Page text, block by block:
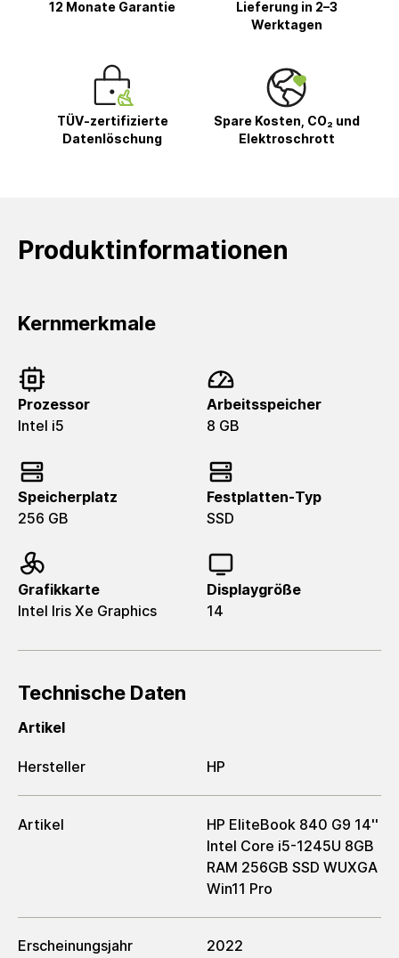
12 Monate Garantie
Lieferung in 2–3
Werktagen
TÜV-zertifizierte
Datenlöschung
Spare Kosten, CO₂ und
Elektroschrott
Produktinformationen
Kernmerkmale
Prozessor
Intel i5
Arbeitsspeicher
8 GB
Speicherplatz
256 GB
Festplatten-Typ
SSD
Grafikkarte
Intel Iris Xe Graphics
Displaygröße
14
Technische Daten
Artikel
Hersteller HP
Artikel
HP EliteBook 840 G9 14''
Intel Core i5-1245U 8GB
RAM 256GB SSD WUXGA
Win11 Pro
Erscheinungsjahr 2022